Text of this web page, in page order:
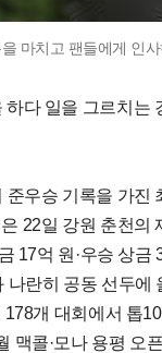
마치고 팬들에게 인
다 일을 그르치
우승 기록을 가진
22일 강원 춘천
17억 원·우승 상
나란히 공동 선두
개 대회에서 톱
맥콜·모나 용평 오